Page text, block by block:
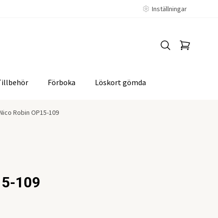
Inställningar
Förboka Löskort gömda
Robin OP15-109
109